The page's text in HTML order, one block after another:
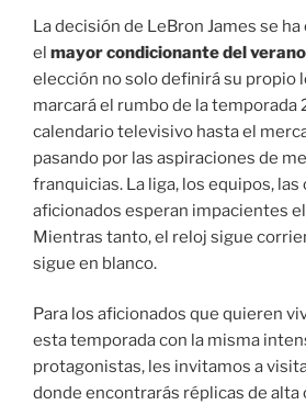
La decisión de LeBron James se
el mayor condicionante del verano
elección no solo definirá su propio
marcará el rumbo de la temporada
calendario televisivo hasta el
pasando por las aspiraciones de
franquicias. La liga, los equipos, las
aficionados esperan impacientes el
Mientras tanto, el reloj sigue
sigue en blanco.
Para los aficionados que quieren
esta temporada con la misma
protagonistas, les invitamos a
donde encontrarás réplicas de alta